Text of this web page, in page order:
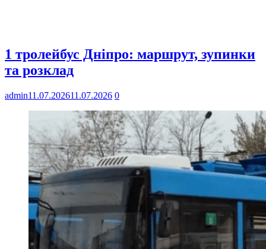
1 тролейбус Дніпро: маршрут, зупинки
та розклад
admin11.07.202611.07.2026 0